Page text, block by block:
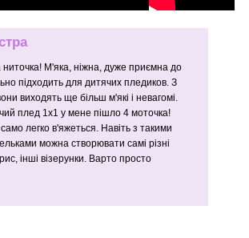
М'яка, ніжна, дуже приємна до
підходить для дитячих пледиков. З
виходять ще більш м'які і невагомі.
плед 1х1 у мене пішло 4 моточка!
легко в'яжеться. Навіть з такими
можна створювати самі різні
інші візерунки. Варто просто